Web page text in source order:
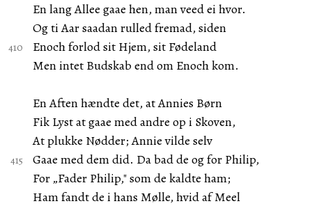
En lang Allee gaae hen, man veed ei hvor.
Og ti Aar saadan rulled fremad, siden
Enoch forlod sit Hjem, sit Fødeland
Men intet Budskab end om Enoch kom.
En Aften hændte det, at Annies Børn
Fik Lyst at gaae med andre op i Skoven,
At plukke Nødder; Annie vilde selv
Gaae med dem did. Da bad de og for Philip,
For „Fader Philip," som de kaldte ham;
Ham fandt de i hans Mølle, hvid af Meel